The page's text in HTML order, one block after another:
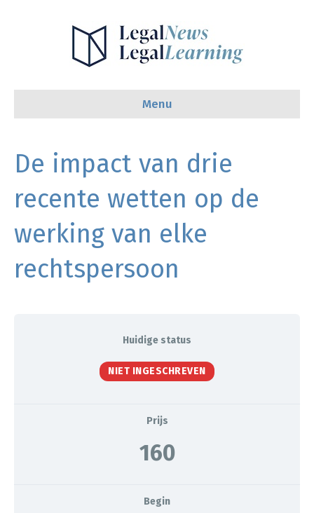
Menu
De impact van drie
recente wetten op de
werking van elke
rechtspersoon
Huidige status
NIET INGESCHREVEN
Prijs
160
Begin